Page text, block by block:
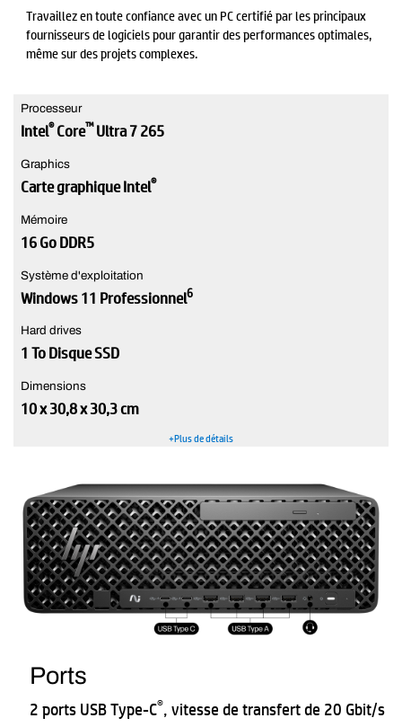
Travaillez en toute confiance avec un PC certifié par les principaux
fournisseurs de logiciels pour garantir des performances optimales,
même sur des projets complexes.
Processeur
Intel®Core™Ultra 7 265
Graphics
Carte graphique Intel®
Mémoire
16 Go DDR5
Système d'exploitation
Windows 11 Professionnel6
Hard drives
1 To Disque SSD
Dimensions
10 x 30,8 x 30,3 cm
+Plus de détails
Ports
2 ports USB Type-C®, vitesse de transfert de 20 Gbit/s